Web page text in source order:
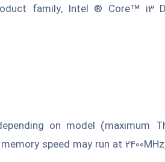
family, Intel ® Core™ i3
on model (maximum
speed may run at